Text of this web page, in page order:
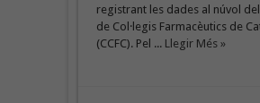
registrant les dades al núvol del
de Col·legis Farmacèutics de
(CCFC). Pel ... Llegir Més »